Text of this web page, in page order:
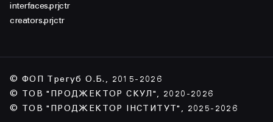
interfaces.prjctr
creators.prjctr
© ФОП Трегуб О.Б., 2015-2026
© ТОВ "ПРОДЖЕКТОР СКУЛ", 2020-2026
© ТОВ "ПРОДЖЕКТОР ІНСТИТУТ", 2025-2026